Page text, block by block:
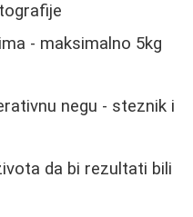
- maksimalno 5kg
negu - steznik i
da bi rezultati bili